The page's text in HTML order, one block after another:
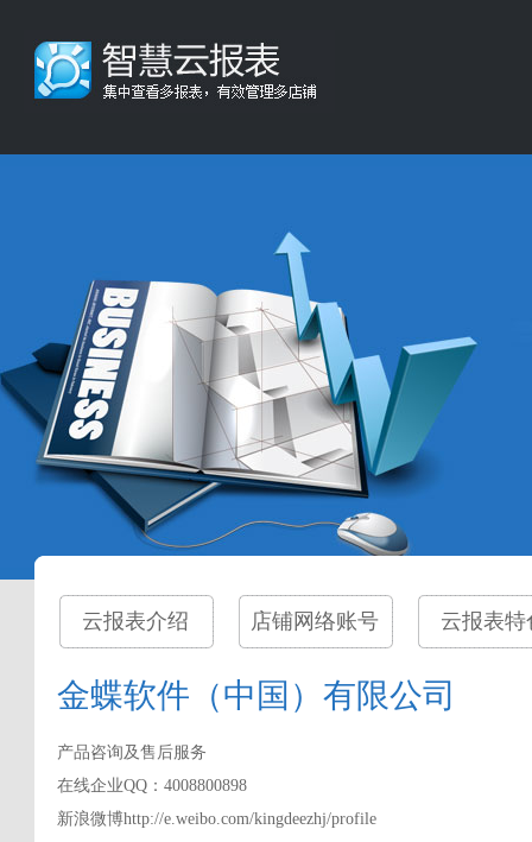
云报表介绍 店铺网络账号 云报表特
金蝶软件（中国）有限公司
产品咨询及售后服务
在线企业QQ：4008800898
新浪微博http://e.weibo.com/kingdeezhj/profile